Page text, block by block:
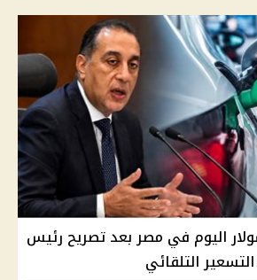
اليوم في مصر بعد تصريح رئيس
التلقائي